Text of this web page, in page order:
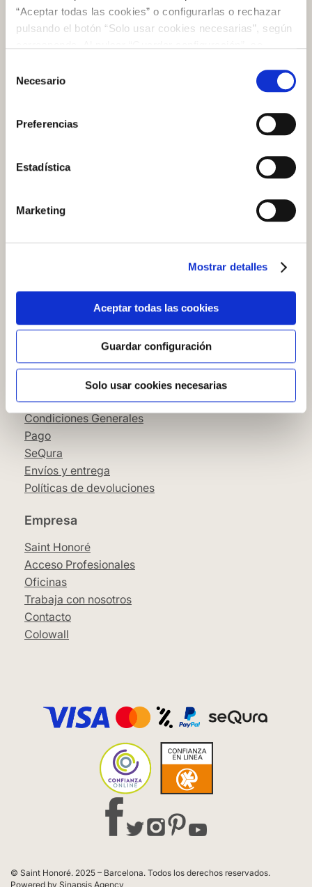
“Aceptar todas las cookies” o configurarlas o rechazar
pulsando el botón “Solo usar cookies necesarias”, según
no has seleccionado ninguna opción, pulsar este botón
equivaldrá a rechazar todas las cookies. Si deseas
obtener más información consulta nuestra Política de
Cookiesaquí
Necesario
Preferencias
Estadística
Marketing
Mostrar detalles
Aceptar todas las cookies
Guardar configuración
Solo usar cookies necesarias
© Saint Honoré. 2025 – Barcelona. Todos los derechos reservados.
Powered by Sinapsis Agency
Atención al cliente
Cómo colocar papel pintado
Simbología del papel pintado
Cookies
Política de privacidad
Guía de compra
Aviso Legal
Condiciones Generales
Pago
SeQura
Envíos y entrega
Políticas de devoluciones
Empresa
Saint Honoré
Acceso Profesionales
Oficinas
Trabaja con nosotros
Contacto
Colowall